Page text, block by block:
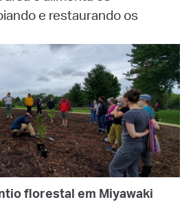
e restaurando os
florestal em Miyawaki